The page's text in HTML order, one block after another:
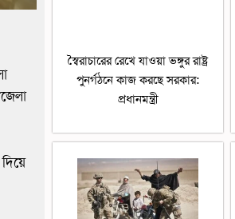
স্বৈরাচারের রেখে যাওয়া ভঙ্গুর রাষ্ট্র
পুনর্গঠনে কাজ করছে সরকার:
প্রধানমন্ত্রী